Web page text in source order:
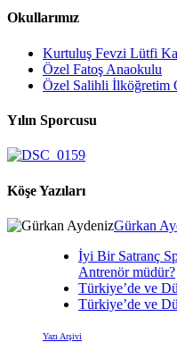
Okullarımız
Kurtuluş Fevzi Lütfi
Özel Fatoş Anaokulu
Özel Salihli İlköğretim
Yılın Sporcusu
Köşe Yazıları
Gürkan
İyi Bir Satranç
Antrenör müdür?
Türkiye’de ve
Türkiye’de ve
Yazı Arşivi